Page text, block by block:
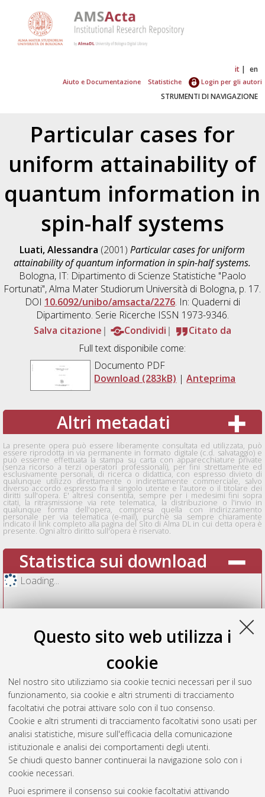
Questo sito web utilizza i
cookie
Nel nostro sito utilizziamo sia cookie tecnici necessari per il suo
funzionamento, sia cookie e altri strumenti di tracciamento
facoltativi che potrai attivare solo con il tuo consenso.
Cookie e altri strumenti di tracciamento facoltativi sono usati per
analisi statistiche, misure sull'efficacia della comunicazione
istituzionale e analisi dei comportamenti degli utenti.
Se chiudi questo banner continuerai la navigazione solo con i
cookie necessari.
Puoi esprimere il consenso sui cookie facoltativi attivando
it en
Aiuto e Documentazione Statistiche Login per gli autori
STRUMENTI DI NAVIGAZIONE
Particular cases for
uniform attainability of
quantum information in
spin-half systems
Luati, Alessandra (2001)Particular cases for uniform
attainability of quantum information in spin-half systems.
Bologna, IT: Dipartimento di Scienze Statistiche "Paolo
Fortunati", Alma Mater Studiorum Università di Bologna, p. 17.
DOI 10.6092/unibo/amsacta/2276. In: Quaderni di
Dipartimento. Serie Ricerche ISSN 1973-9346.
Salva citazione
Condividi
Citato da
Full text disponibile come:
Documento PDF
Download (283kB) |Anteprima
Altri metadati
La presente opera può essere liberamente consultata ed utilizzata, può
essere riprodotta in via permanente in formato digitale (c.d. salvataggio) e
può esserne effettuata la stampa su carta con apparecchiature private
(senza ricorso a terzi operatori professionali), per fini strettamente ed
esclusivamente personali, di ricerca o didattica, con espresso divieto di
qualunque utilizzo direttamente o indirettamente commerciale, salvo
diverso accordo espresso fra il singolo utente e l'autore o il titolare dei
diritti sull'opera. E' altresì consentita, sempre per i medesimi fini sopra
citati, la ritrasmissione via rete telematica, la distribuzione o l'invio in
qualunque forma dell'opera, compresa quella con indirizzamento
personale per via telematica (e-mail), purchè sia sempre chiaramente
indicato il link completo alla pagina del Sito di Alma DL in cui detta opera è
presente. Ogni altro diritto sull'opera è riservato.
Statistica sui download
Loading...
Vedi altre statistiche
Gestione del documento: